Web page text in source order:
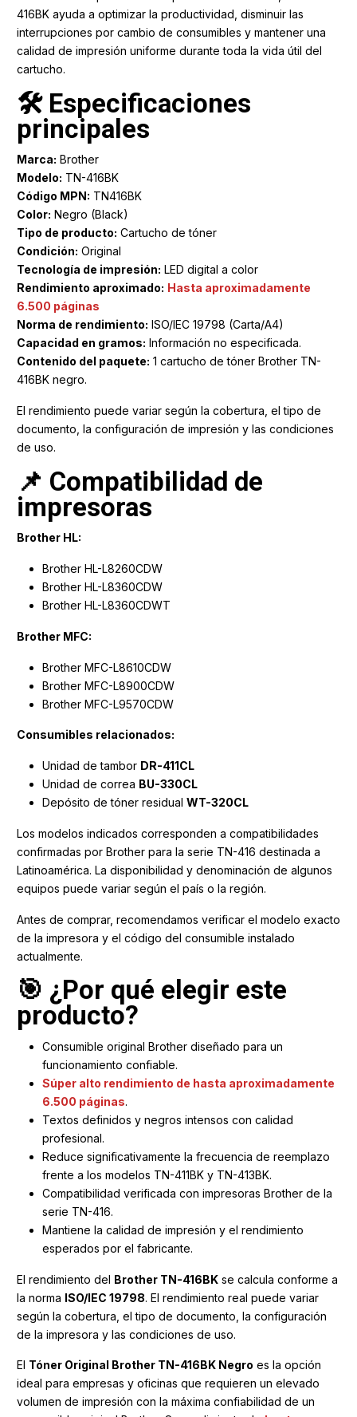
416BK ayuda a optimizar la productividad, disminuir las
interrupciones por cambio de consumibles y mantener una
calidad de impresión uniforme durante toda la vida útil del
cartucho.
🛠️ Especificaciones
principales
Marca: Brother
Modelo: TN-416BK
Código MPN: TN416BK
Color: Negro (Black)
Tipo de producto: Cartucho de tóner
Condición: Original
Tecnología de impresión: LED digital a color
Rendimiento aproximado: Hasta aproximadamente
6.500 páginas
Norma de rendimiento: ISO/IEC 19798 (Carta/A4)
Capacidad en gramos: Información no especificada.
Contenido del paquete: 1 cartucho de tóner Brother TN-
416BK negro.
El rendimiento puede variar según la cobertura, el tipo de
documento, la configuración de impresión y las condiciones
de uso.
📌 Compatibilidad de
impresoras
Brother HL:
Brother HL-L8260CDW
Brother HL-L8360CDW
Brother HL-L8360CDWT
Brother MFC:
Brother MFC-L8610CDW
Brother MFC-L8900CDW
Brother MFC-L9570CDW
Consumibles relacionados:
Unidad de tambor DR-411CL
Unidad de correa BU-330CL
Depósito de tóner residual WT-320CL
Los modelos indicados corresponden a compatibilidades
confirmadas por Brother para la serie TN-416 destinada a
Latinoamérica. La disponibilidad y denominación de algunos
equipos puede variar según el país o la región.
Antes de comprar, recomendamos verificar el modelo exacto
de la impresora y el código del consumible instalado
actualmente.
🎯 ¿Por qué elegir este
producto?
Consumible original Brother diseñado para un
funcionamiento confiable.
Súper alto rendimiento de hasta aproximadamente
6.500 páginas.
Textos definidos y negros intensos con calidad
profesional.
Reduce significativamente la frecuencia de reemplazo
frente a los modelos TN-411BK y TN-413BK.
Compatibilidad verificada con impresoras Brother de la
serie TN-416.
Mantiene la calidad de impresión y el rendimiento
esperados por el fabricante.
El rendimiento del Brother TN-416BK se calcula conforme a
la norma ISO/IEC 19798. El rendimiento real puede variar
según la cobertura, el tipo de documento, la configuración
de la impresora y las condiciones de uso.
El Tóner Original Brother TN-416BK Negro es la opción
ideal para empresas y oficinas que requieren un elevado
volumen de impresión con la máxima confiabilidad de un